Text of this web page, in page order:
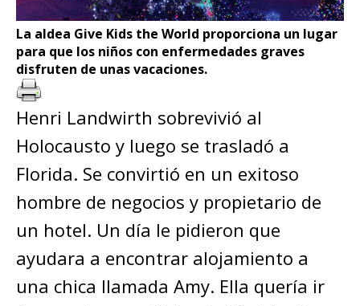
La aldea Give Kids the World proporciona un lugar
para que los niños con enfermedades graves
disfruten de unas vacaciones.
Henri Landwirth sobrevivió al
Holocausto y luego se trasladó a
Florida. Se convirtió en un exitoso
hombre de negocios y propietario de
un hotel. Un día le pidieron que
ayudara a encontrar alojamiento a
una chica llamada Amy. Ella quería ir